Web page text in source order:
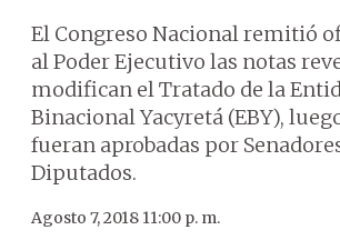
El Congreso Nacional remitió
al Poder Ejecutivo las notas
modifican el Tratado de la
Binacional Yacyretá (EBY),
fueran aprobadas por
Diputados.
Agosto 7, 2018 11:00 p. m.